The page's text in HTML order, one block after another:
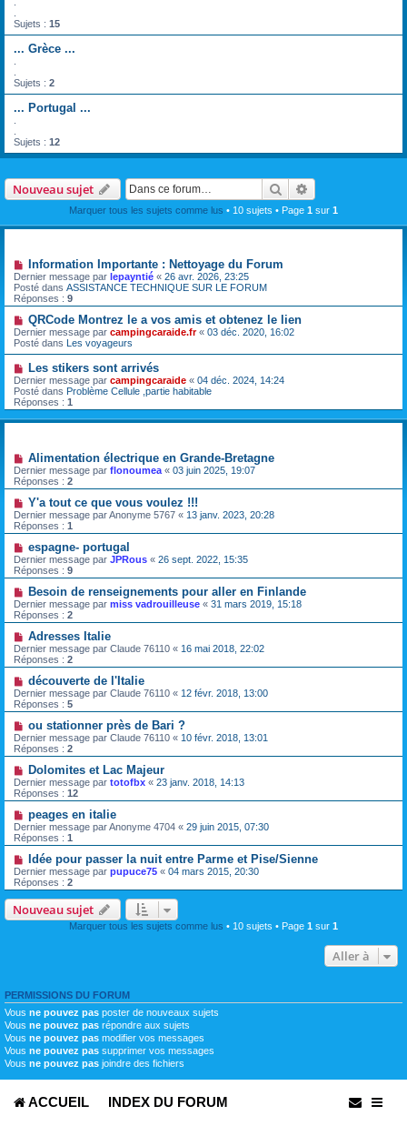
Sujets : 15
... Grèce ...
Sujets : 2
... Portugal ...
Sujets : 12
Nouveau sujet Rechercher
Marquer tous les sujets comme lus • 10 sujets • Page 1 sur 1
Information Importante : Nettoyage du Forum
Dernier message par lepayntié « 26 avr. 2026, 23:25
Posté dans ASSISTANCE TECHNIQUE SUR LE FORUM
Réponses : 9
QRCode Montrez le a vos amis et obtenez le lien
Dernier message par campingcaraide.fr« 03 déc. 2020, 16:02
Posté dans Les voyageurs
Les stikers sont arrivés
Dernier message par campingcaraide « 04 déc. 2024, 14:24
Posté dans Problème Cellule ,partie habitable
Réponses : 1
Alimentation électrique en Grande-Bretagne
Dernier message par flonoumea « 03 juin 2025, 19:07
Réponses : 2
Y'a tout ce que vous voulez !!!
Dernier message parAnonyme 5767 « 13 janv. 2023, 20:28
Réponses : 1
espagne- portugal
Dernier message par JPRous « 26 sept. 2022, 15:35
Réponses : 9
Besoin de renseignements pour aller en Finlande
Dernier message par miss vadrouilleuse « 31 mars 2019, 15:18
Réponses : 2
Adresses Italie
Dernier message par Claude 76110 « 16 mai 2018, 22:02
Réponses : 2
découverte de l'Italie
Dernier message par Claude 76110 « 12 févr. 2018, 13:00
Réponses : 5
ou stationner près de Bari ?
Dernier message par Claude 76110 « 10 févr. 2018, 13:01
Réponses : 2
Dolomites et Lac Majeur
Dernier message par totofbx « 23 janv. 2018, 14:13
Réponses : 12
peages en italie
Dernier message parAnonyme 4704 « 29 juin 2015, 07:30
Réponses : 1
Idée pour passer la nuit entre Parme et Pise/Sienne
Dernier message par pupuce75 « 04 mars 2015, 20:30
Réponses : 2
Nouveau sujet
Marquer tous les sujets comme lus • 10 sujets • Page 1 sur 1
Aller à
PERMISSIONS DU FORUM
Vous ne pouvez pas poster de nouveaux sujets
Vous ne pouvez pas répondre aux sujets
Vous ne pouvez pas modifier vos messages
Vous ne pouvez pas supprimer vos messages
Vous ne pouvez pas joindre des fichiers
ACCUEIL INDEX DU FORUM